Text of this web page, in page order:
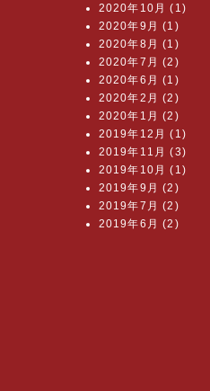
2020年10月 (1)
2020年9月 (1)
2020年8月 (1)
2020年7月 (2)
2020年6月 (1)
2020年2月 (2)
2020年1月 (2)
2019年12月 (1)
2019年11月 (3)
2019年10月 (1)
2019年9月 (2)
2019年7月 (2)
2019年6月 (2)